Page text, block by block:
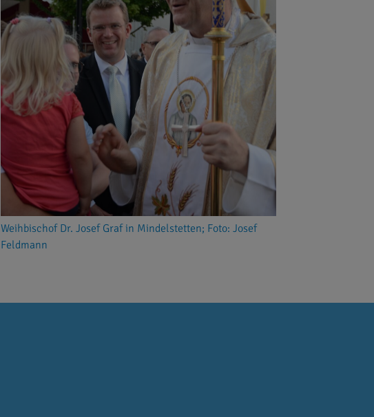
Weihbischof Dr. Josef Graf in Mindelstetten; Foto: Josef
Feldmann